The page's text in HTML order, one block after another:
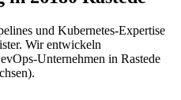
und Kubernetes-Expertise
Wir entwickeln
Unternehmen in Rastede